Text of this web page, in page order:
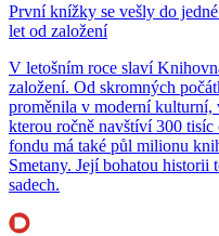
První knížky se vešly do
let od založení
V letošním roce slaví
založení. Od skromných
proměnila v moderní kulturní,
kterou ročně navštíví 300 tisíc
fondu má také půl milionu
Smetany. Její bohatou
sadech.